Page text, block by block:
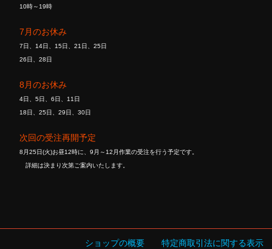
10時～19時
7月のお休み
7日、14日、15日、21日、25日
26日、28日
8月のお休み
4日、5日、6日、11日
18日、25日、29日、30日
次回の受注再開予定
8月25日(火)お昼12時に、9月～12月作業の受注を行う予定です。
詳細は決まり次第ご案内いたします。
ショップの概要 特定商取引法に関する表示